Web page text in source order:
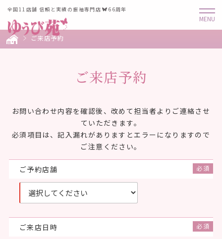
全国11店舗 信頼と実績の振袖専門店 66周年
ご来店予約
ご来店予約
お問い合わせ内容を確認後、改めて担当者よりご連絡させ
ていただきます。
必須項目は、記入漏れがありますとエラーになりますので
ご注意ください。
ご予約店舗
ご来店日時